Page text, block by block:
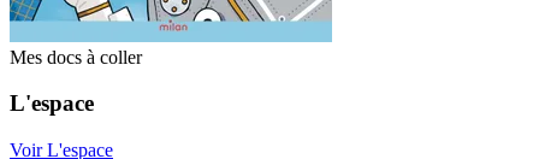
Mes docs à coller
L'espace
Voir L'espace